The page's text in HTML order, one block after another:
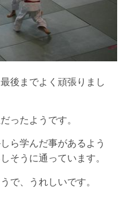
後までよく頑張りまし
ったようです。
ら学んだ事があるよう
そうに通っています。
で、うれしいです。